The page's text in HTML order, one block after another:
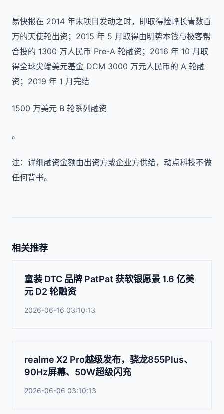
易快报在 2014 年末项目发动之时，即取得险峰长青数百
万的天使轮出资；2015 年 5 月取得由明势本钱与极客帮
合投的 1300 万人民币 Pre-A 轮融资；2016 年 10 月取
得全球尖端美元基金 DCM 3000 万元人民币的 A 轮融
资；2019 年 1 月完结
1500 万美元 B 轮系列融资
。
注：详细融资金额由出资方或企业方供给，动点科技不做
任何背书。
相关推荐
童装 DTC 品牌 PatPat 获软银愿景 1.6 亿美
元 D2 轮融资
2026-06-16 03:10:13
realme X2 Pro越级发布，骁龙855Plus、
90Hz屏幕、50W超级闪充
2026-06-06 03:10:13